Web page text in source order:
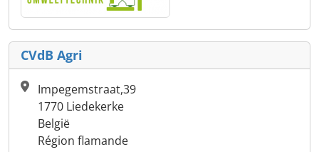
CVdB Agri
Impegemstraat,39
1770 Liedekerke
België
Région flamande